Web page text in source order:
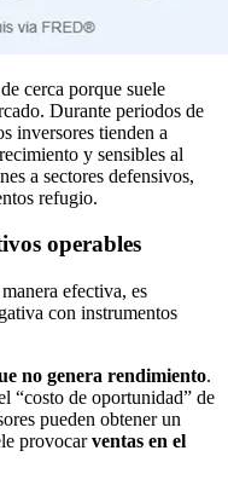
cerca porque suele
Durante periodos de
inversores tienden a
y sensibles al
a sectores defensivos,
refugio.
operables
efectiva, es
con instrumentos
no genera rendimiento.
“costo de oportunidad” de
pueden obtener un
provocarventas en el